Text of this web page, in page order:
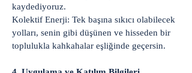
kaydediyoruz.
Kolektif Enerji: Tek başına sıkıcı olabilecek
yolları, senin gibi düşünen ve hisseden bir
toplulukla kahkahalar eşliğinde geçersin.